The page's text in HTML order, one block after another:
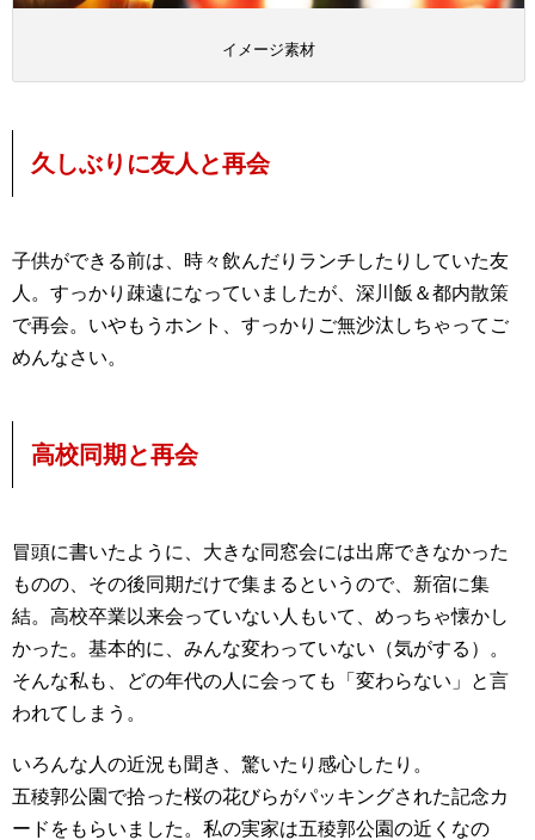
イメージ素材
久しぶりに友人と再会
子供ができる前は、時々飲んだりランチしたりしていた友
人。すっかり疎遠になっていましたが、深川飯＆都内散策
で再会。いやもうホント、すっかりご無沙汰しちゃってご
めんなさい。
高校同期と再会
冒頭に書いたように、大きな同窓会には出席できなかった
ものの、その後同期だけで集まるというので、新宿に集
結。高校卒業以来会っていない人もいて、めっちゃ懐かし
かった。基本的に、みんな変わっていない（気がする）。
そんな私も、どの年代の人に会っても「変わらない」と言
われてしまう。
いろんな人の近況も聞き、驚いたり感心したり。
五稜郭公園で拾った桜の花びらがパッキングされた記念カ
ードをもらいました。私の実家は五稜郭公園の近くなの